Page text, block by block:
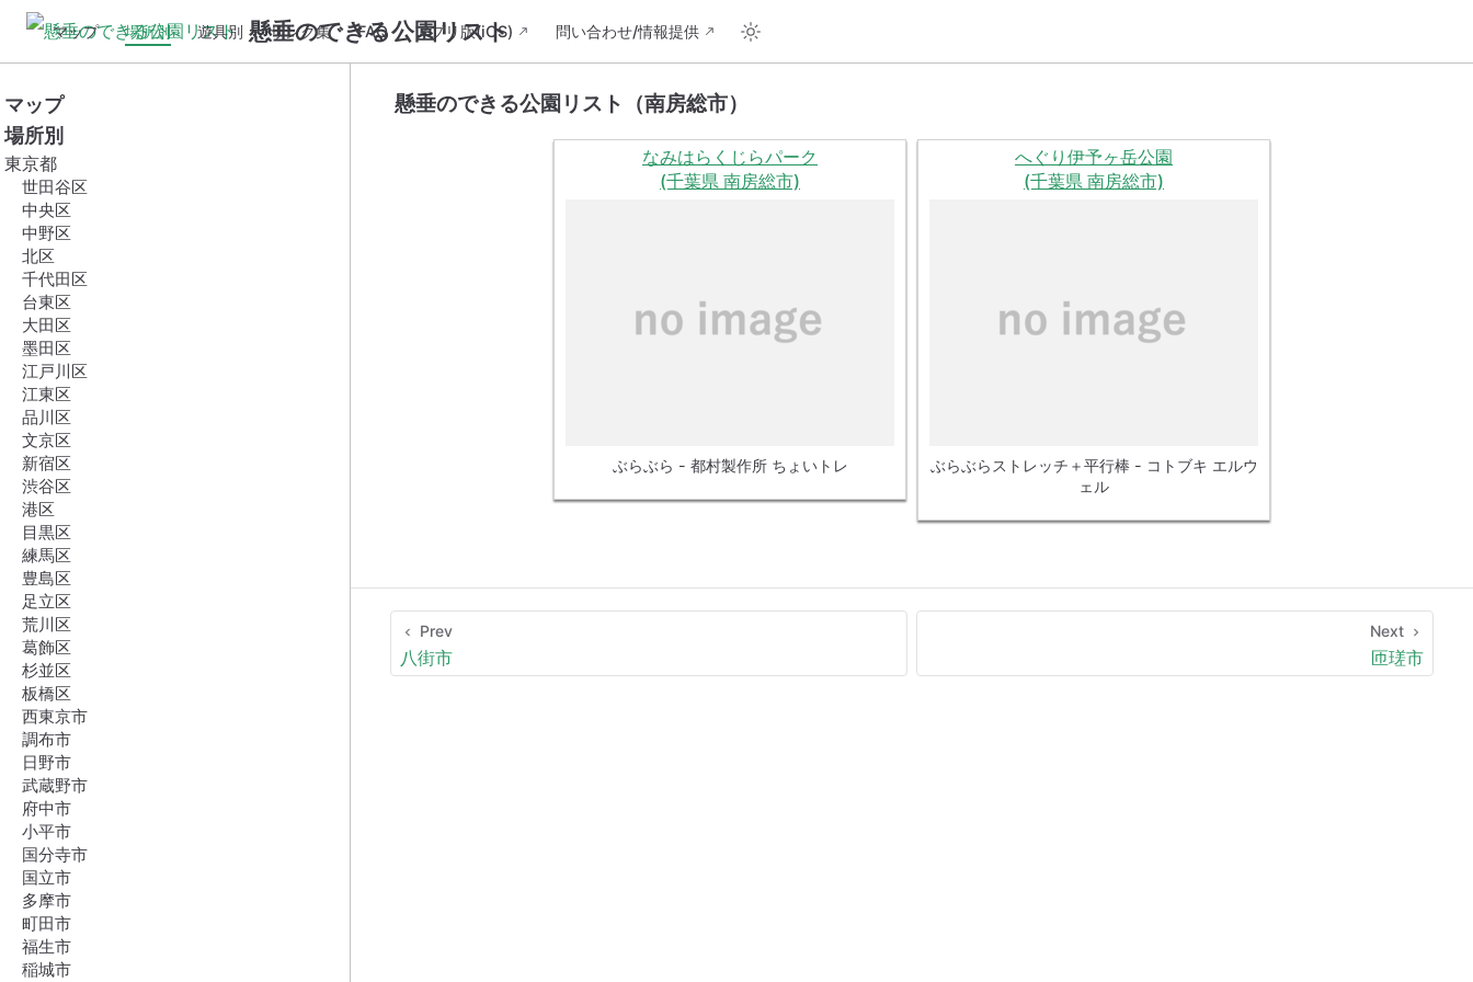
懸垂のできる公園リスト
マップ 場所別 遊具別 リンク集 FAQ アプリ版(iOS) 問い合わせ/情報提供
マップ
場所別
東京都
世田谷区
中央区
中野区
北区
千代田区
台東区
大田区
墨田区
江戸川区
江東区
品川区
文京区
新宿区
渋谷区
港区
目黒区
練馬区
豊島区
足立区
荒川区
葛飾区
杉並区
板橋区
西東京市
調布市
日野市
武蔵野市
府中市
小平市
国分寺市
国立市
多摩市
町田市
福生市
稲城市
懸垂のできる公園リスト（南房総市）
なみはらくじらパーク
(千葉県 南房総市)
ぶらぶら - 都村製作所 ちょいトレ
へぐり伊予ヶ岳公園
(千葉県 南房総市)
ぶらぶらストレッチ＋平行棒 - コトブキ エルウ
ェル
Prev
八街市
Next
匝瑳市